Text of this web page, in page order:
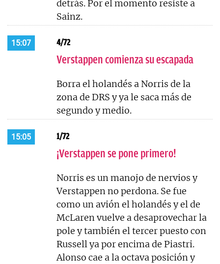
detrás. Por el momento resiste a
Sainz.
15:07 4/72
Verstappen comienza su escapada
Borra el holandés a Norris de la
zona de DRS y ya le saca más de
segundo y medio.
15:05 1/72
¡Verstappen se pone primero!
Norris es un manojo de nervios y
Verstappen no perdona. Se fue
como un avión el holandés y el de
McLaren vuelve a desaprovechar la
pole y también el tercer puesto con
Russell ya por encima de Piastri.
Alonso cae a la octava posición y